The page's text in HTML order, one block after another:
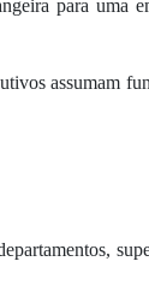
para uma
assumam